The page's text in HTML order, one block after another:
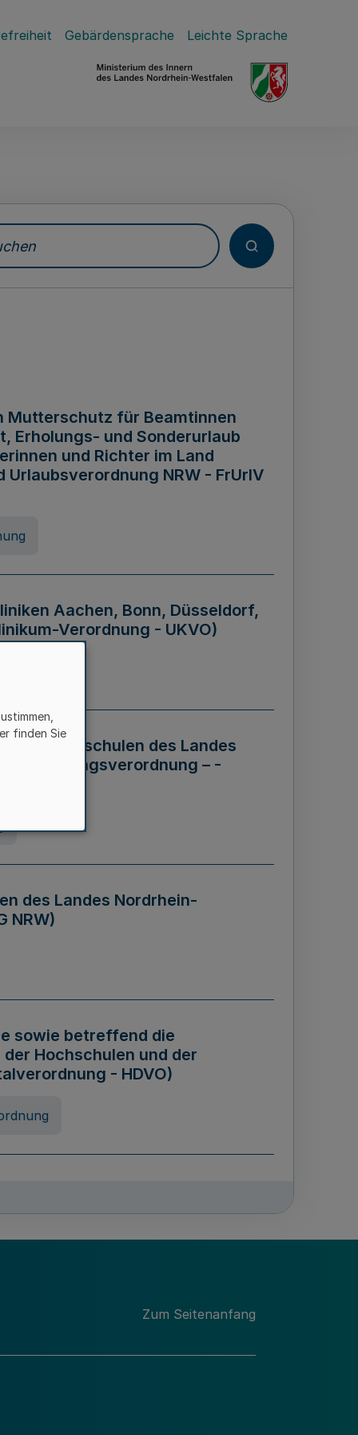
Gebärdensprache Leichte Sprache
Mutterschutz für Beamtinnen
Erholungs- und Sonderurlaub
und Richter im Land
NRW - FrUrlV
Aachen, Bonn, Düsseldorf,
Verordnung - UKVO)
der Hochschulen des Landes
– -
des Landes Nordrhein-
NRW)
sowie betreffend die
Hochschulen und der
- HDVO)
des Landes Nordrhein-
Zum Seitenanfang
finden Sie